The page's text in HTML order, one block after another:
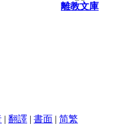
離教文庫
| 翻譯 | 書面 | 简繁